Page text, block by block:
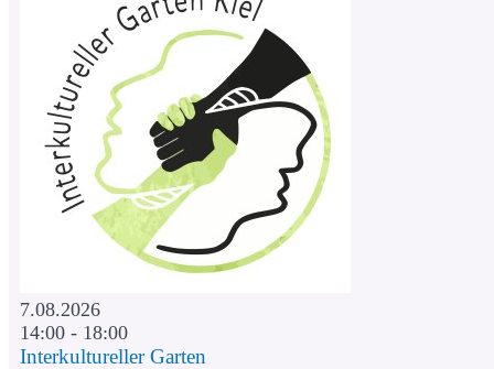
7.08.2026
14:00 - 18:00
Interkultureller Garten